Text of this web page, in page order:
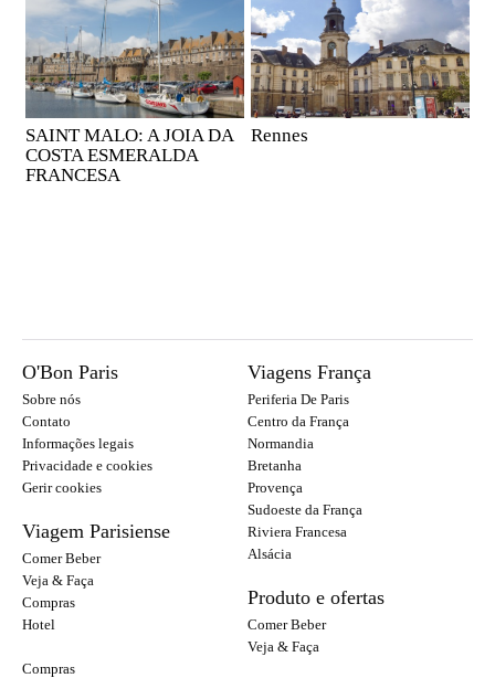
SAINT MALO: A JOIA DA
COSTA ESMERALDA
FRANCESA
Rennes
O'Bon Paris
Sobre nós
Contato
Informações legais
Privacidade e cookies
Gerir cookies
Viagem Parisiense
Comer Beber
Veja & Faça
Compras
Hotel
Viagens França
Periferia De Paris
Centro da França
Normandia
Bretanha
Provença
Sudoeste da França
Riviera Francesa
Alsácia
Produto e ofertas
Comer Beber
Veja & Faça
Compras